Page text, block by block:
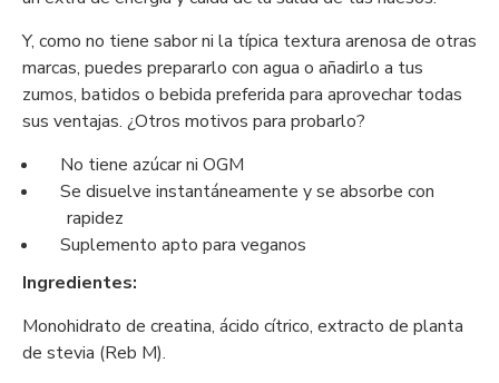
Y, como no tiene sabor ni la típica textura arenosa de otras
marcas, puedes prepararlo con agua o añadirlo a tus
zumos, batidos o bebida preferida para aprovechar todas
sus ventajas. ¿Otros motivos para probarlo?
No tiene azúcar ni OGM
Se disuelve instantáneamente y se absorbe con
rapidez
Suplemento apto para veganos
Ingredientes:
Monohidrato de creatina, ácido cítrico, extracto de planta
de stevia (Reb M).